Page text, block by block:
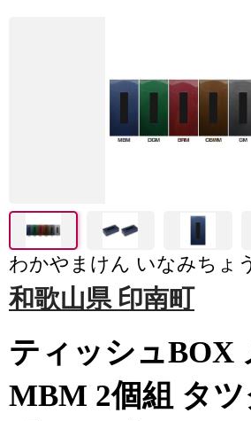
わかやまけん いなみちょ
和歌山県 印南町
ティッシュBOX
MBM 2個組 タツ